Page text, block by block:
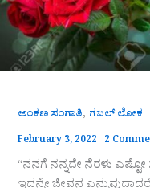
ಅಂಕಣ ಸಂಗಾತಿ, ಗಜಲ್ ಲೋಕ
February 3, 2022 2
“ನನಗೆ ನನ್ನದೇ ನೆರಳು